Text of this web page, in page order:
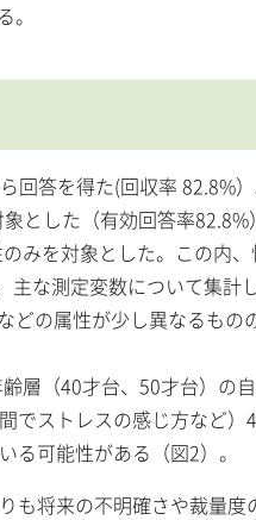
回答を得た(回収率 82.8%
とした（有効回答率
みを対象とした。この内
な測定変数について集計
どの属性が少し異なるもの
層（40才台、50才台）の
でストレスの感じ方など
る可能性がある（図2）。
将来の不明確さや裁量度